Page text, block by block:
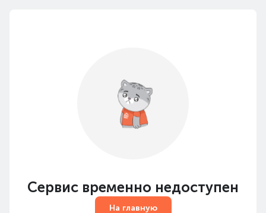
Сервис временно недоступен
На главную